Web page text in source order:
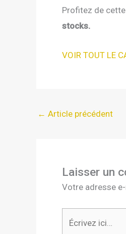
Profitez de
stocks.
VOIR TOUT LE
← Article précédent
Laisser un
Votre adresse